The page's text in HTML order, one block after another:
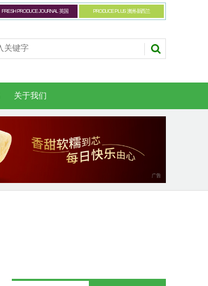
FRESH PRODUCE JOURNAL 英国 PRODUCE PLUS 澳洲-新西兰
关于我们